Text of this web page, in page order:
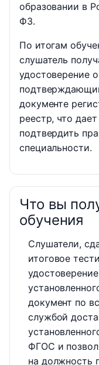
образовании в
ФЗ.
По итогам
слушатель
удостоверение
документе
реестр, что
подтвердить
специальности.
Что вы
обучения
Слушатели,
итоговое
документ по
службой
ФГОС и
на должность